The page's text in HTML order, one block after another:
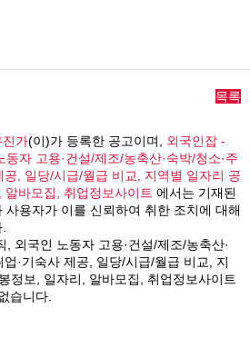
목록
진가(이)가 등록한 공고이며, 외국인잡 -
자 고용·건설/제조/농축산·숙박/청소·주
공, 일당/시급/월급 비교, 지역별 일자리 공
알바모집, 취업정보사이트 에서는 기재된
사용자가 이를 신뢰하여 취한 조치에 대해
외국인 노동자 고용·건설/제조/농축산·
업·기숙사 제공, 일당/시급/월급 비교, 지
정보, 일자리, 알바모집, 취업정보사이트
습니다.